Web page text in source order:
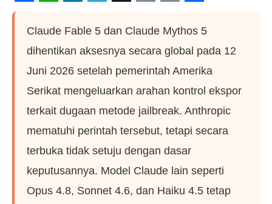
Facebook
Link
Claude Fable 5 dan Claude Mythos 5
dihentikan aksesnya secara global pada 12
Juni 2026 setelah pemerintah Amerika
Serikat mengeluarkan arahan kontrol ekspor
terkait dugaan metode jailbreak. Anthropic
mematuhi perintah tersebut, tetapi secara
terbuka tidak setuju dengan dasar
keputusannya. Model Claude lain seperti
Opus 4.8, Sonnet 4.6, dan Haiku 4.5 tetap